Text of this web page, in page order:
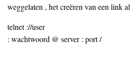
weggelaten , het creëren van een link
telnet ://user
: wachtwoord @ server : port /